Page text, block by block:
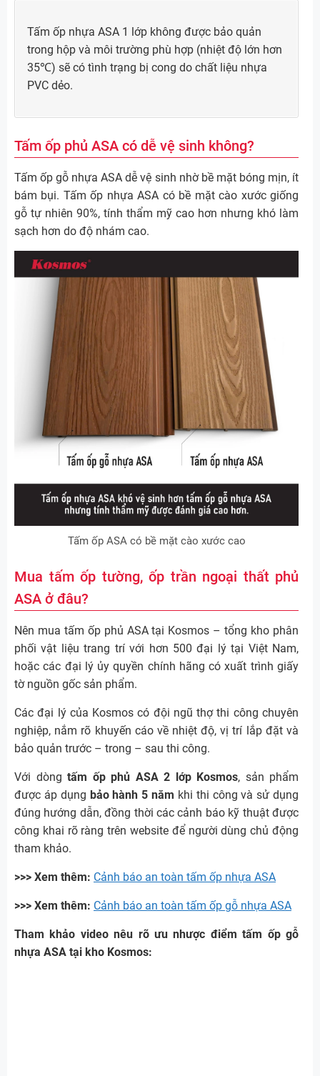
Tấm ốp nhựa ASA 1 lớp không được bảo quản
trong hộp và môi trường phù hợp (nhiệt độ lớn hơn
35℃) sẽ có tình trạng bị cong do chất liệu nhựa
PVC dẻo.
Tấm ốp phủ ASA có dễ vệ sinh không?
Tấm ốp gỗ nhựa ASA dễ vệ sinh nhờ bề mặt bóng mịn, ít
bám bụi. Tấm ốp nhựa ASA có bề mặt cào xước giống
gỗ tự nhiên 90%, tính thẩm mỹ cao hơn nhưng khó làm
sạch hơn do độ nhám cao.
Tấm ốp ASA có bề mặt cào xước cao
Mua tấm ốp tường, ốp trần ngoại thất phủ
ASA ở đâu?
Nên mua tấm ốp phủ ASA tại Kosmos – tổng kho phân
phối vật liệu trang trí với hơn 500 đại lý tại Việt Nam,
hoặc các đại lý ủy quyền chính hãng có xuất trình giấy
tờ nguồn gốc sản phẩm.
Các đại lý của Kosmos có đội ngũ thợ thi công chuyên
nghiệp, nắm rõ khuyến cáo về nhiệt độ, vị trí lắp đặt và
bảo quản trước – trong – sau thi công.
Với dòng tấm ốp phủ ASA 2 lớp Kosmos, sản phẩm
được áp dụng bảo hành 5 năm khi thi công và sử dụng
đúng hướng dẫn, đồng thời các cảnh báo kỹ thuật được
công khai rõ ràng trên website để người dùng chủ động
tham khảo.
>>> Xem thêm: Cảnh báo an toàn tấm ốp nhựa ASA
>>> Xem thêm: Cảnh báo an toàn tấm ốp gỗ nhựa ASA
Tham khảo video nêu rõ ưu nhược điểm tấm ốp gỗ
nhựa ASA tại kho Kosmos: